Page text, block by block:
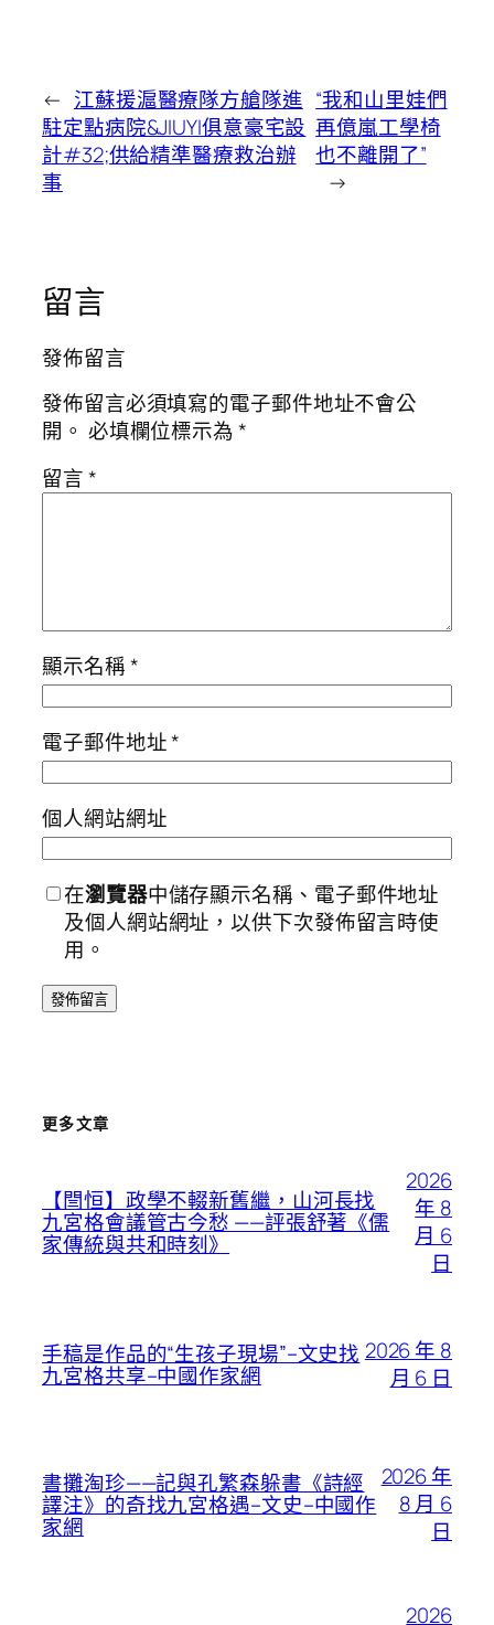
← 江蘇援滬醫療隊方艙隊進
駐定點病院&JIUYI俱意豪宅設
計#32;供給精準醫療救治辦
事
“我和山里娃們
再億嵐工學椅
也不離開了”
→
留言
發佈留言
發佈留言必須填寫的電子郵件地址不會公
開。 必填欄位標示為*
留言*
顯示名稱*
電子郵件地址*
個人網站網址
在瀏覽器中儲存顯示名稱、電子郵件地址
及個人網站網址，以供下次發佈留言時使
用。
更多文章
【閆恒】政學不輟新舊繼，山河長找
九宮格會議管古今愁 ——評張舒著《儒
家傳統與共和時刻》
2026
年 8
月 6
日
手稿是作品的“生孩子現場”–文史找
九宮格共享–中國作家網
2026 年 8
月 6 日
書攤淘珍——記與孔繁森躲書《詩經
譯注》的奇找九宮格遇–文史–中國作
家網
2026 年
8 月 6
日
2026